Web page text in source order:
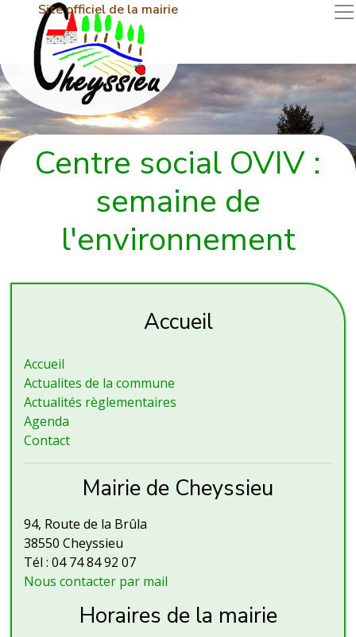
Site officiel de la mairie
Centre social OVIV :
semaine de
l'environnement
Accueil
Accueil
Actualites de la commune
Actualités règlementaires
Agenda
Contact
Mairie de Cheyssieu
94, Route de la Brûla
38550 Cheyssieu
Tél : 04 74 84 92 07
Nous contacter par mail
Horaires de la mairie